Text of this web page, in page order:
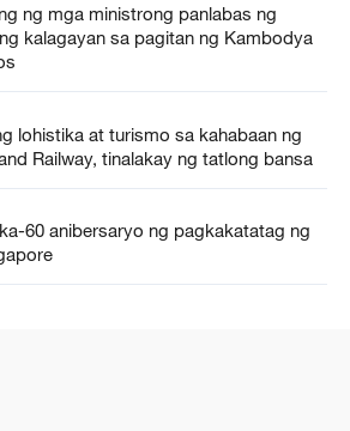
ng mga ministrong panlabas ng
kalagayan sa pagitan ng Kambodya
lohistika at turismo sa kahabaan ng
Railway, tinalakay ng tatlong bansa
60 anibersaryo ng pagkakatatag ng